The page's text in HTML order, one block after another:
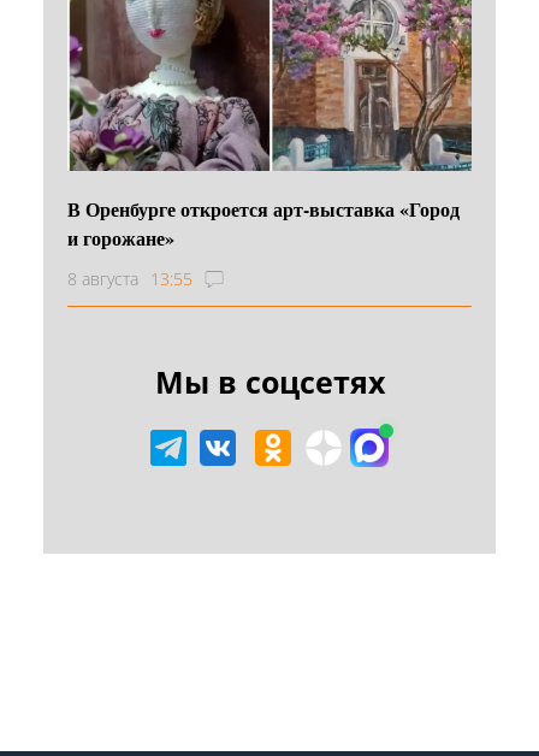
В Оренбурге откроется арт-выставка «Город
и горожане»
8 августа 13:55
Мы в соцсетях